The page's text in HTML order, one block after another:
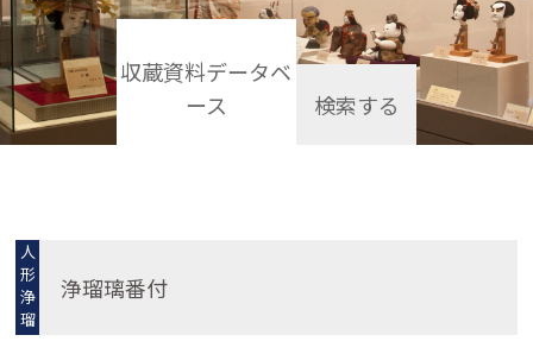
収蔵資料データベ
ース
検索する
人
形
浄
瑠
璃
浄瑠璃番付